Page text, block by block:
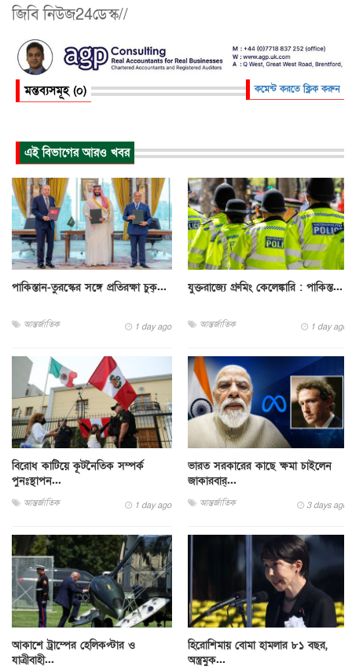
জিবি নিউজ24ডেস্ক//
মন্তব্যসমূহ (০) কমেন্ট করতে ক্লিক করুন
এই বিভাগের আরও খবর
পাকিস্তান-তুরস্কের সঙ্গে প্রতিরক্ষা চুক্...
আন্তর্জাতিক 1 day ago
যুক্তরাজ্যে গ্রুমিং কেলেঙ্কারি : পাকিস্ত...
আন্তর্জাতিক 1 day ago
বিরোধ কাটিয়ে কূটনৈতিক সম্পর্ক
পুনঃস্থাপন...
আন্তর্জাতিক 1 day ago
ভারত সরকারের কাছে ক্ষমা চাইলেন
জাকারবার্...
আন্তর্জাতিক 3 days ago
আকাশে ট্রাম্পের হেলিকপ্টার ও
যাত্রীবাহী...
হিরোশিমায় বোমা হামলার ৮১ বছর,
অস্ত্রমুক...